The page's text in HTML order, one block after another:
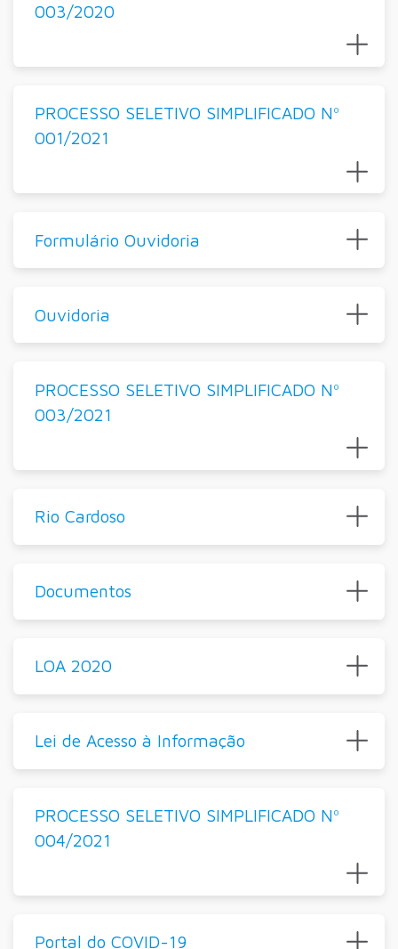
003/2020
PROCESSO SELETIVO SIMPLIFICADO Nº
001/2021
Formulário Ouvidoria
Ouvidoria
PROCESSO SELETIVO SIMPLIFICADO Nº
003/2021
Rio Cardoso
Documentos
LOA 2020
Lei de Acesso à Informação
PROCESSO SELETIVO SIMPLIFICADO Nº
004/2021
Portal do COVID-19